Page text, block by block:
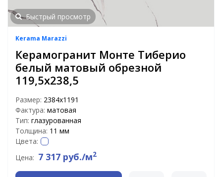
Быстрый просмотр
Kerama Marazzi
Керамогранит Монте Тиберио
белый матовый обрезной
119,5х238,5
Размер: 2384х1191
Фактура: матовая
Тип: глазурованная
Толщина: 11 мм
Цвета:
Цена: 7 317 руб./м2